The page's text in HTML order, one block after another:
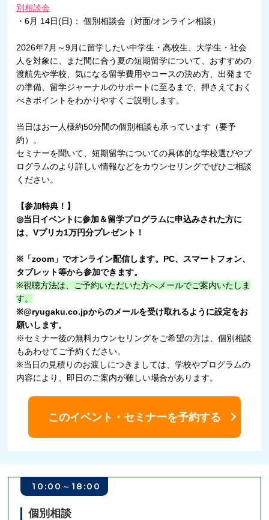
別相談会
・6月 14日(日)： 個別相談会（対面/オンライン相談）
2026年7月～9月に留学したい中学生・高校生、大学生・社会
人を対象に、まだ間に合う夏の短期留学について、おすすめの
渡航先や学校、気になる留学費用やコースの決め方、出発まで
の準備、留学ジャーナルのサポートに至るまで、押さえておく
べきポイントをわかりやすくご説明します。
当日はお一人様約50分間の個別相談も承っています（要予
約）。
セミナーを聞いて、短期留学についての具体的な学校選びやプ
ログラムのより詳しい情報などをカウンセリングでぜひご相談
ください。
【参加特典！】
◎当日イベントに参加＆留学プログラムに申込みされた方に
は、Vプリカ1万円分プレゼント！
※「zoom」でオンライン配信します。PC、スマートフォン、
タブレット等から参加できます。
※視聴方法は、ご予約いただいた方へメールでご案内いたしま
す。
※@ryugaku.co.jpからのメールを受け取れるように設定をお
願いします。
※セミナー後の無料カウンセリングをご希望の方は、個別相談
もあわせてご予約ください。
※当日の見積りのお渡しにつきましては、学校やプログラムの
内容により、即日のご案内が難しい場合があります。
10:00～18:00
個別相談